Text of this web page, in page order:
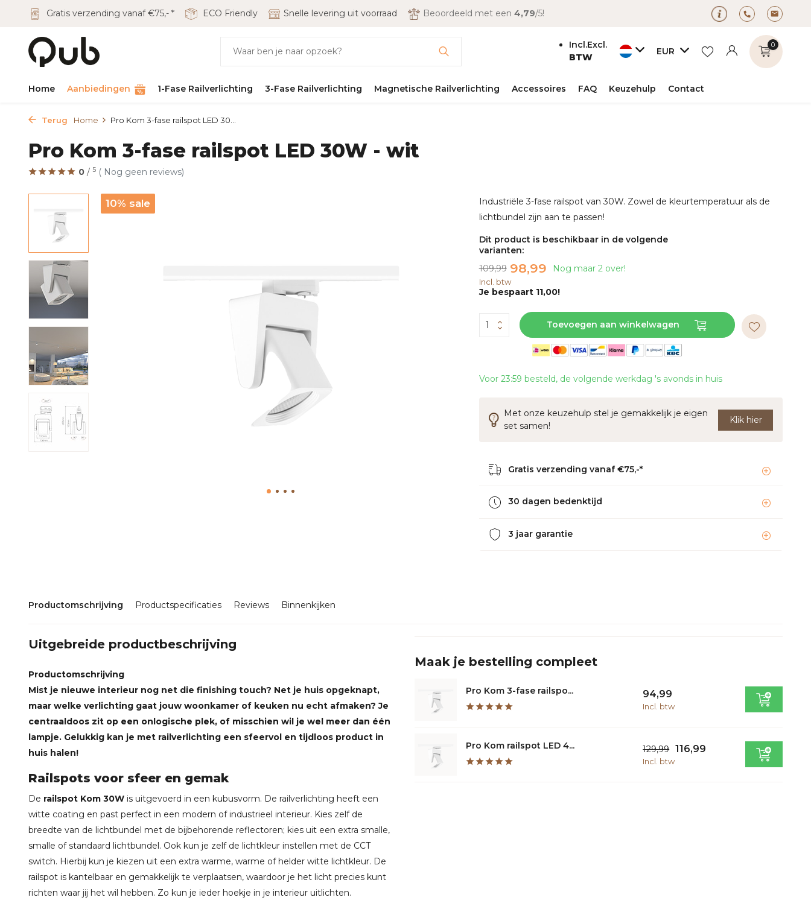
Gratis verzending vanaf €75,- * ECO Friendly Snelle levering uit voorraad Beoordeeld met een 4,79/5!
Incl.Excl.
BTW
EUR
0
Home Aanbiedingen 1-Fase Railverlichting 3-Fase Railverlichting Magnetische Railverlichting Accessoires FAQ Keuzehulp Contact
Terug Home Pro Kom 3-fase railspot LED 30...
Pro Kom 3-fase railspot LED 30W - wit
0 / 5 ( Nog geen reviews)
10% sale
Industriële 3-fase railspot van 30W. Zowel de kleurtemperatuur als de
lichtbundel zijn aan te passen!
Dit product is beschikbaar in de volgende
varianten:
109,99 98,99 Nog maar 2 over!
Incl. btw
Je bespaart 11,00!
Toevoegen aan winkelwagen
Voor 23:59 besteld, de volgende werkdag 's avonds in huis
Met onze keuzehulp stel je gemakkelijk je eigen
set samen!
Klik hier
Gratis verzending vanaf €75,-*
30 dagen bedenktijd
3 jaar garantie
Productomschrijving Productspecificaties Reviews Binnenkijken
Uitgebreide productbeschrijving
Productomschrijving
Mist je nieuwe interieur nog net die finishing touch? Net je huis opgeknapt,
maar welke verlichting gaat jouw woonkamer of keuken nu echt afmaken? Je
centraaldoos zit op een onlogische plek, of misschien wil je wel meer dan één
lampje. Gelukkig kan je met railverlichting een sfeervol en tijdloos product in
huis halen!
Railspots voor sfeer en gemak
De railspot Kom 30W is uitgevoerd in een kubusvorm. De railverlichting heeft een
witte coating en past perfect in een modern of industrieel interieur. Kies zelf de
breedte van de lichtbundel met de bijbehorende reflectoren; kies uit een extra smalle,
smalle of standaard lichtbundel. Ook kun je zelf de lichtkleur instellen met de CCT
switch. Hierbij kun je kiezen uit een extra warme, warme of helder witte lichtkleur. De
railspot is kantelbaar en gemakkelijk te verplaatsen, waardoor je het licht precies kunt
richten waar jij het wil hebben. Zo kun je ieder hoekje in je interieur uitlichten.
Maak je bestelling compleet
Pro Kom 3-fase railspo... 94,99
Incl. btw
Pro Kom railspot LED 4... 129,99 116,99
Incl. btw